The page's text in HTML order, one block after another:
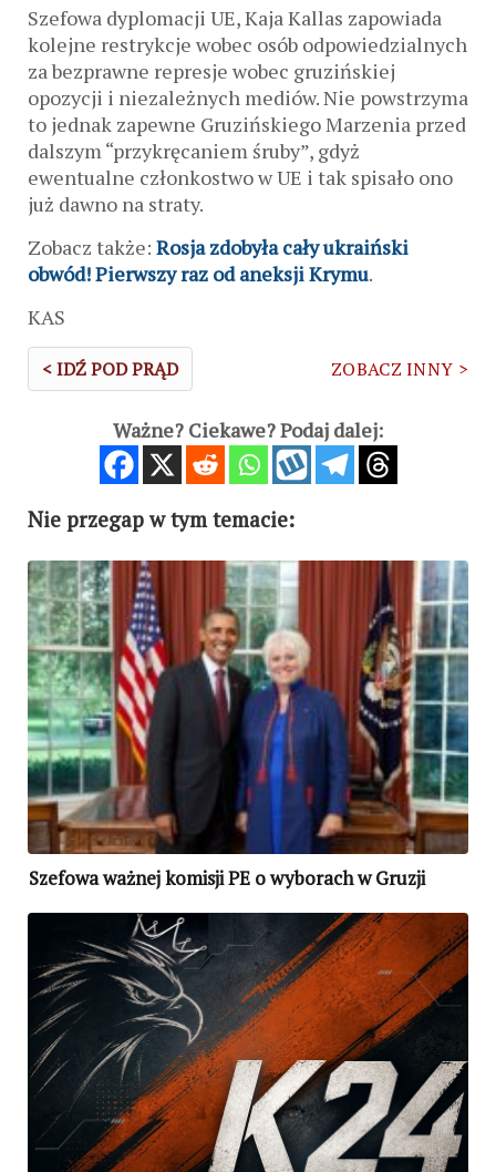
Szefowa dyplomacji UE, Kaja Kallas zapowiada
kolejne restrykcje wobec osób odpowiedzialnych
za bezprawne represje wobec gruzińskiej
opozycji i niezależnych mediów. Nie powstrzyma
to jednak zapewne Gruzińskiego Marzenia przed
dalszym “przykręcaniem śruby”, gdyż
ewentualne członkostwo w UE i tak spisało ono
już dawno na straty.
Zobacz także: Rosja zdobyła cały ukraiński
obwód! Pierwszy raz od aneksji Krymu.
KAS
< IDŹ POD PRĄD ZOBACZ INNY >
Ważne? Ciekawe? Podaj dalej:
Nie przegap w tym temacie:
Szefowa ważnej komisji PE o wyborach w Gruzji